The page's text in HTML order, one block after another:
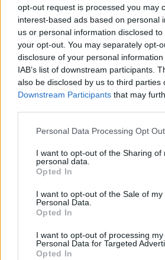
opt-out request is processed you may
interest-based ads based on personal
us or personal information disclosed
your opt-out. You may separately opt-
disclosure of your personal
IAB’s list of downstream participants.
also be disclosed by us to third parties
Downstream Participants that may
Please note that this website/app uses
not limited to your visit or usage
grant or deny consent to Google and
use your data for below specified
consent section.
Personal Data Processing Opt
I want to opt-out of the Sharing of
personal data.
Opted In
I want to opt-out of the Sale of my
Personal Data.
Opted In
I want to opt-out of processing my
Personal Data for Targeted
Opted In
Brent cae un 8.3% y arrastra a las
Lucía Herrera · 6 Ago 2026
CRIPTOMONEDAS
Cadena perpetua para ex oficial de
adolescente
Diego Martín · 6 Ago 2026